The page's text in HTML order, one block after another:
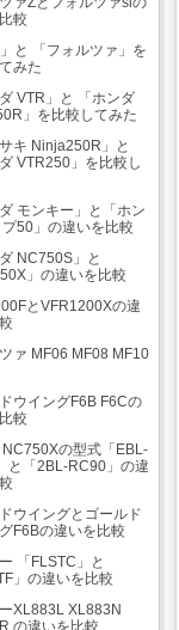
較
」と 「フォルツァ」を
みた
ダ VTR」と 「ホンダ
」を比較してみた
サキ Ninja250R」と
ダ VTR250」を比較し
ダ モンキー」と「ホン
プ50」の違いを比較
ダ NC750S」と
」の違いを比較
とVFR1200Xの違
ァ MF06 MF08 MF10
ウイングF6B F6Cの
較
の型式「EBL-
と「2BL-RC90」の違
ウイングとゴールド
F6Bの違いを比較
「FLSTC」と
」の違いを比較
XL883L XL883N
の違いを比較